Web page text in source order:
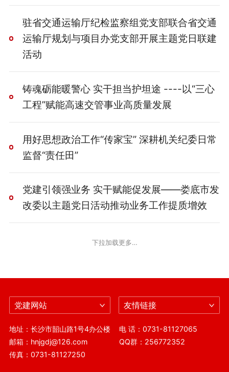
驻省交通运输厅纪检监察组党支部联合省交通
运输厅规划与项目办党支部开展主题党日联建
活动
铸魂砺能暖警心 实干担当护坦途 ----以“三心
工程”赋能高速交管事业高质量发展
用好思想政治工作“传家宝” 深耕机关纪委日常
监督“责任田”
党建引领强业务 实干赋能促发展——娄底市发
改委以主题党日活动推动业务工作提质增效
下拉加载更多…
党建网站 友情链接
地址：长沙市韶山路1号4办公楼
电 话：0731-81127065
邮箱：hnjgdj@126.com
QQ群：256772352
传真：0731-81127250